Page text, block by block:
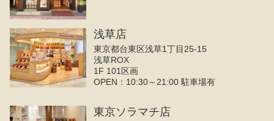
浅草店
東京都台東区浅草1丁目25-15
浅草ROX
1F 101区画
OPEN：10:30～21:00 駐車場有
東京ソラマチ店